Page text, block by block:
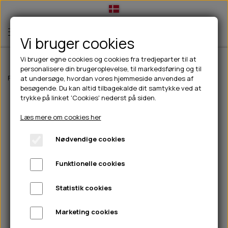
TIL HUND
💧FODER- VANDSKÅLE
CHICOPEE
GODBIDSTASKE
HALSBÅND
🦴 GODBIDDER & SNACKS
🍖 SMAGSVARIANTER
🎾 LEGETØJ
TÆNDER, ØRE, ØJE, POTER & NÆSE
🐾 UDSTYR & KOMFORT
TIL HUNDEEJER
DRIKKEFLASKER/TERMOFLASKER
HUER OG VANTER
PINEWOOD SALES
TIL KAT
TILBUD
NYHEDER
ABONNEMENT
Forside Outdoor Trespass Herre Trespass Qikpac Poncho
Vi bruger cookies
Vi bruger egne cookies og cookies fra tredjeparter til at
personalisere din brugeroplevelse, til markedsføring og til
at undersøge, hvordan vores hjemmeside anvendes af
besøgende. Du kan altid tilbagekalde dit samtykke ved at
trykke på linket 'Cookies' nederst på siden.
Læs mere om cookies her
Nødvendige cookies
Funktionelle cookies
Statistik cookies
Marketing cookies